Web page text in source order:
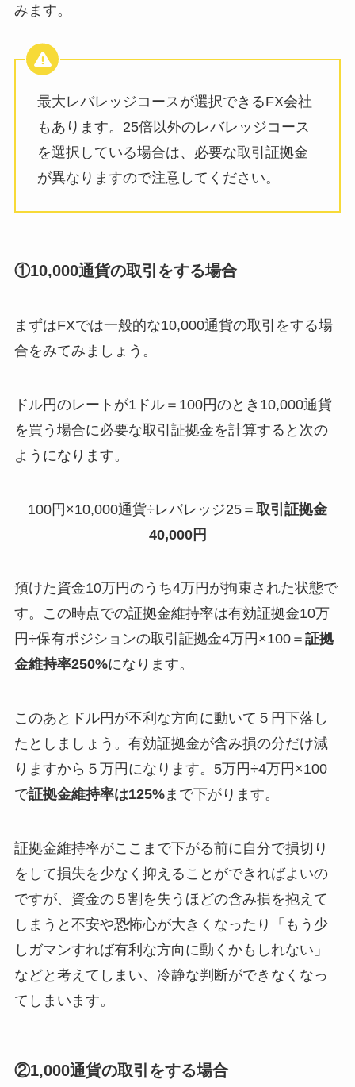
みます。
最大レバレッジコースが選択できるFX会社
もあります。25倍以外のレバレッジコース
を選択している場合は、必要な取引証拠金
が異なりますので注意してください。
①10,000通貨の取引をする場合
まずはFXでは一般的な10,000通貨の取引をする場
合をみてみましょう。
ドル円のレートが1ドル＝100円のとき10,000通貨
を買う場合に必要な取引証拠金を計算すると次の
ようになります。
100円×10,000通貨÷レバレッジ25＝ 取引証拠金
40,000円
預けた資金10万円のうち4万円が拘束された状態で
す。この時点での証拠金維持率は有効証拠金10万
円÷保有ポジションの取引証拠金4万円×100＝ 証拠
金維持率250%になります。
このあとドル円が不利な方向に動いて５円下落し
たとしましょう。有効証拠金が含み損の分だけ減
りますから５万円になります。5万円÷4万円×100
で証拠金維持率は125%まで下がります。
証拠金維持率がここまで下がる前に自分で損切り
をして損失を少なく抑えることができればよいの
ですが、資金の５割を失うほどの含み損を抱えて
しまうと不安や恐怖心が大きくなったり「もう少
しガマンすれば有利な方向に動くかもしれない」
などと考えてしまい、冷静な判断ができなくなっ
てしまいます。
②1,000通貨の取引をする場合